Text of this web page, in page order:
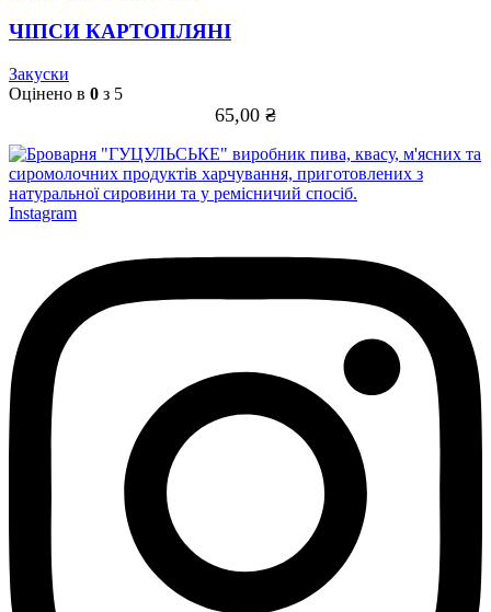
варіантів.
Параметри
вибрати
на
товару
ЧІПСИ КАРТОПЛЯНІ
Закуски
Оцінено в 0 з 5
65,00 ₴
Instagram